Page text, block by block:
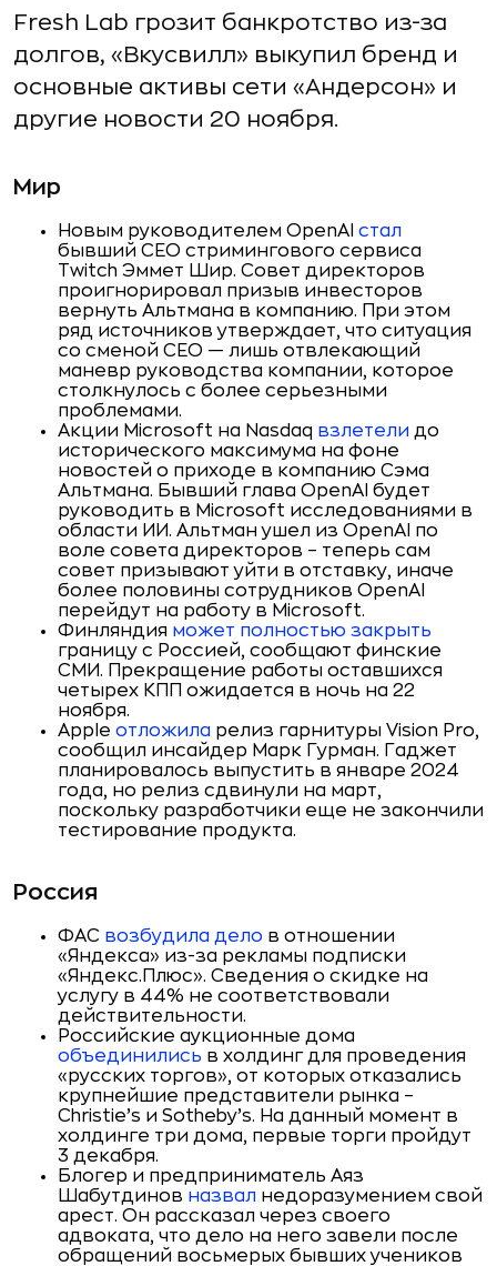
Fresh Lab грозит банкротство из-за
долгов, «Вкусвилл» выкупил бренд и
основные активы сети «Андерсон» и
другие новости 20 ноября.
Мир
Новым руководителем OpenAI стал
бывший CEO стримингового сервиса
Twitch Эммет Шир. Совет директоров
проигнорировал призыв инвесторов
вернуть Альтмана в компанию. При этом
ряд источников утверждает, что ситуация
со сменой CEO — лишь отвлекающий
маневр руководства компании, которое
столкнулось с более серьезными
проблемами.
Акции Microsoft на Nasdaq взлетели до
исторического максимума на фоне
новостей о приходе в компанию Сэма
Альтмана. Бывший глава OpenAI будет
руководить в Microsoft исследованиями в
области ИИ. Альтман ушел из OpenAI по
воле совета директоров – теперь сам
совет призывают уйти в отставку, иначе
более половины сотрудников OpenAI
перейдут на работу в Microsoft.
Финляндия может полностью закрыть
границу с Россией, сообщают финские
СМИ. Прекращение работы оставшихся
четырех КПП ожидается в ночь на 22
ноября.
Apple отложила релиз гарнитуры Vision Pro,
сообщил инсайдер Марк Гурман. Гаджет
планировалось выпустить в январе 2024
года, но релиз сдвинули на март,
поскольку разработчики еще не закончили
тестирование продукта.
Россия
ФАС возбудила дело в отношении
«Яндекса» из-за рекламы подписки
«Яндекс.Плюс». Сведения о скидке на
услугу в 44% не соответствовали
действительности.
Российские аукционные дома
объединились в холдинг для проведения
«русских торгов», от которых отказались
крупнейшие представители рынка –
Christie’s и Sotheby’s. На данный момент в
холдинге три дома, первые торги пройдут
3 декабря.
Блогер и предприниматель Аяз
Шабутдинов назвал недоразумением свой
арест. Он рассказал через своего
адвоката, что дело на него завели после
обращений восьмерых бывших учеников